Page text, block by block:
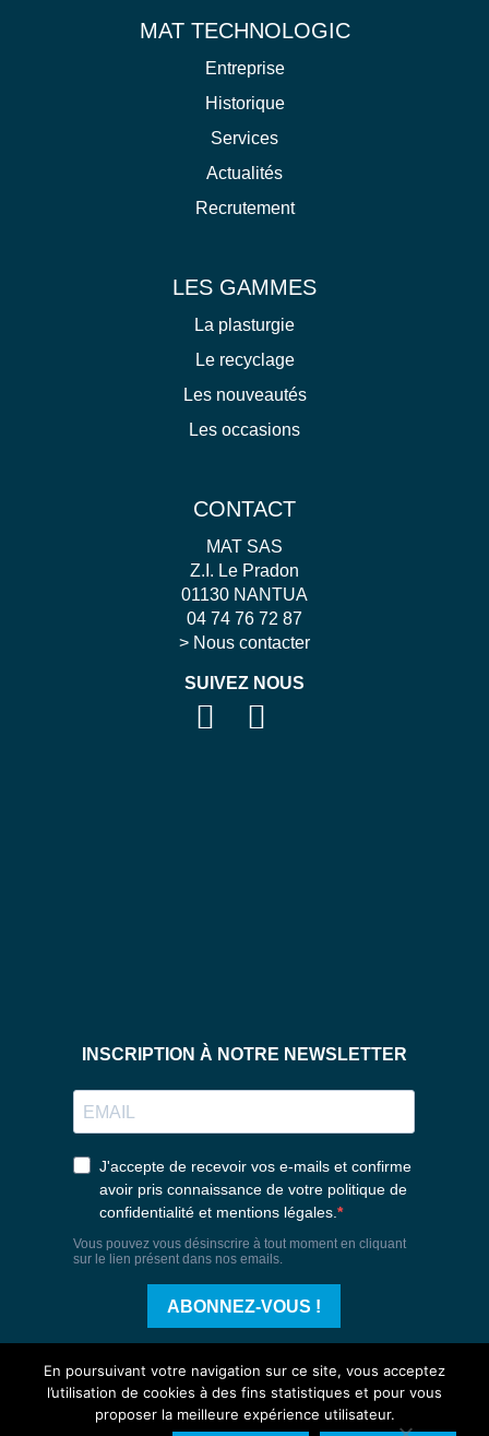
MAT TECHNOLOGIC
Entreprise
Historique
Services
Actualités
Recrutement
LES GAMMES
La plasturgie
Le recyclage
Les nouveautés
Les occasions
CONTACT
MAT SAS
Z.I. Le Pradon
01130 NANTUA
04 74 76 72 87
> Nous contacter
SUIVEZ NOUS
En poursuivant votre navigation sur ce site, vous acceptez
l’utilisation de cookies à des fins statistiques et pour vous
proposer la meilleure expérience utilisateur.